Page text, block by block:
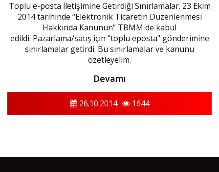
Toplu e-posta İletişimine Getirdiği Sınırlamalar. 23 Ekim
2014 tarihinde “Elektronik Ticaretin Düzenlenmesi
Hakkında Kanunun” TBMM de kabul
edildi. Pazarlama/satış için “toplu eposta" gönderimine
sınırlamalar getirdi. Bu sınırlamalar ve kanunu
özetleyelim.
Devamı
26.10.2014 1644